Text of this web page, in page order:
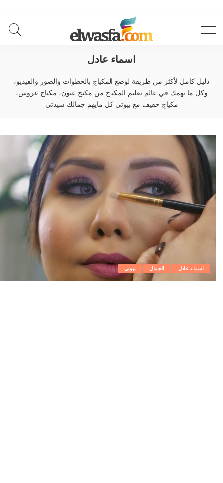
اسماء عادل
دليل كامل لأكثر من طريقة لوضع المكياج بالخطوات والصور والفيديو،
وكل ما يهمك في عالم تعليم المكياج من مكيج عيون، مكياج عروس،
مكياج خفيف مع بيوتي كل مايهم جمالك سيدتي
اسماء عادل الجمال بيوتي